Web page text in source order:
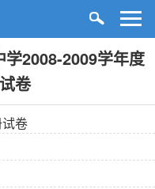
2008-2009学年度
卷
卷